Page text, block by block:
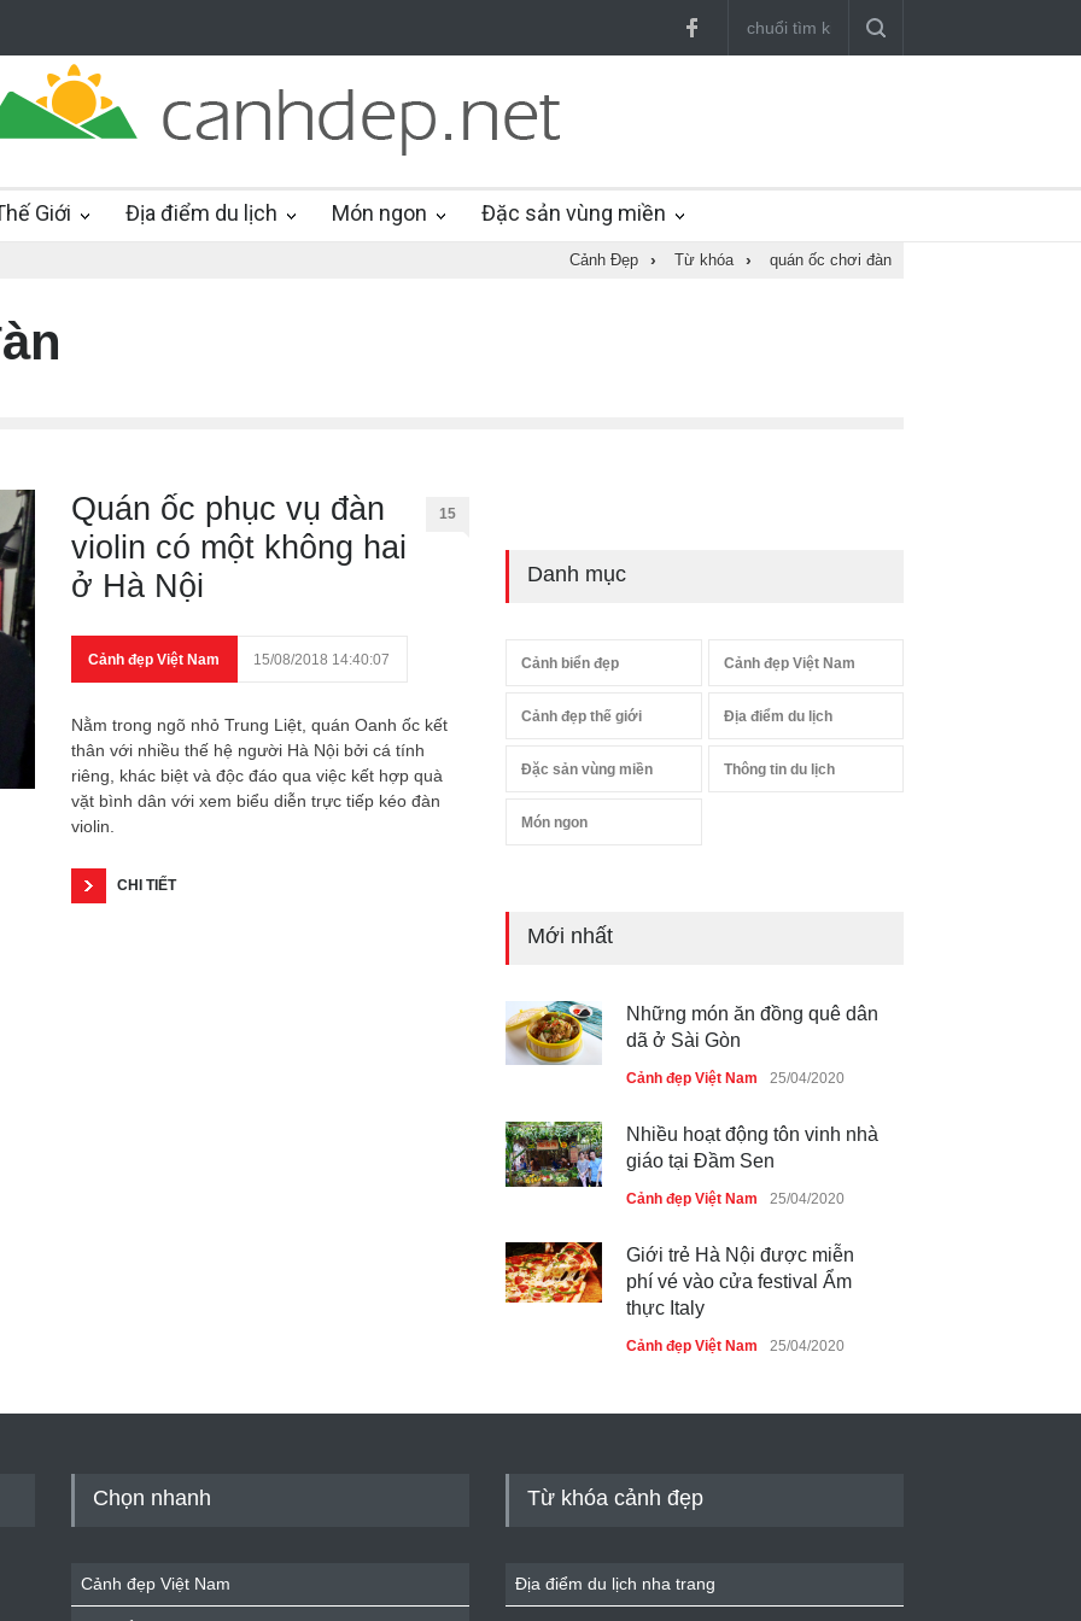
Giới Địa điểm du lịch Món ngon Đặc sản vùng miền
Cảnh Đẹp › Từ khóa › quán ốc chơi đàn
Quán ốc phục vụ đàn
violin có một không hai
ở Hà Nội
15
Cảnh đẹp Việt Nam 15/08/2018 14:40:07
Nằm trong ngõ nhỏ Trung Liệt, quán Oanh ốc kết
thân với nhiều thế hệ người Hà Nội bởi cá tính
riêng, khác biệt và độc đáo qua việc kết hợp quà
vặt bình dân với xem biểu diễn trực tiếp kéo đàn
violin.
CHI TIẾT
Danh mục
Cảnh biển đẹp Cảnh đẹp Việt Nam
Cảnh đẹp thế giới Địa điểm du lịch
Đặc sản vùng miền Thông tin du lịch
Món ngon
Mới nhất
Những món ăn đồng quê dân
dã ở Sài Gòn
Cảnh đẹp Việt Nam 25/04/2020
Nhiều hoạt động tôn vinh nhà
giáo tại Đầm Sen
Cảnh đẹp Việt Nam 25/04/2020
Giới trẻ Hà Nội được miễn
phí vé vào cửa festival Ẩm
thực Italy
Cảnh đẹp Việt Nam 25/04/2020
Cảnh đẹp Việt Nam
Chọn nhanh
Cảnh đẹp Việt Nam
Từ khóa cảnh đẹp
Địa điểm du lịch nha trang